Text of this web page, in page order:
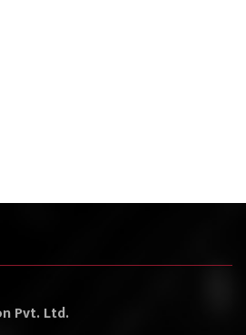
Pvt. Ltd.